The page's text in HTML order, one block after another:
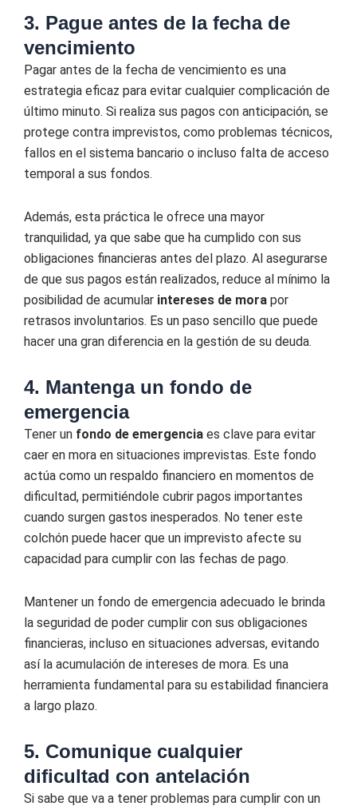
3. Pague antes de la fecha de
vencimiento
Pagar antes de la fecha de vencimiento es una
estrategia eficaz para evitar cualquier complicación de
último minuto. Si realiza sus pagos con anticipación, se
protege contra imprevistos, como problemas técnicos,
fallos en el sistema bancario o incluso falta de acceso
temporal a sus fondos.
Además, esta práctica le ofrece una mayor
tranquilidad, ya que sabe que ha cumplido con sus
obligaciones financieras antes del plazo. Al asegurarse
de que sus pagos están realizados, reduce al mínimo la
posibilidad de acumular intereses de mora por
retrasos involuntarios. Es un paso sencillo que puede
hacer una gran diferencia en la gestión de su deuda.
4. Mantenga un fondo de
emergencia
Tener un fondo de emergencia es clave para evitar
caer en mora en situaciones imprevistas. Este fondo
actúa como un respaldo financiero en momentos de
dificultad, permitiéndole cubrir pagos importantes
cuando surgen gastos inesperados. No tener este
colchón puede hacer que un imprevisto afecte su
capacidad para cumplir con las fechas de pago.
Mantener un fondo de emergencia adecuado le brinda
la seguridad de poder cumplir con sus obligaciones
financieras, incluso en situaciones adversas, evitando
así la acumulación de intereses de mora. Es una
herramienta fundamental para su estabilidad financiera
a largo plazo.
5. Comunique cualquier
dificultad con antelación
Si sabe que va a tener problemas para cumplir con un